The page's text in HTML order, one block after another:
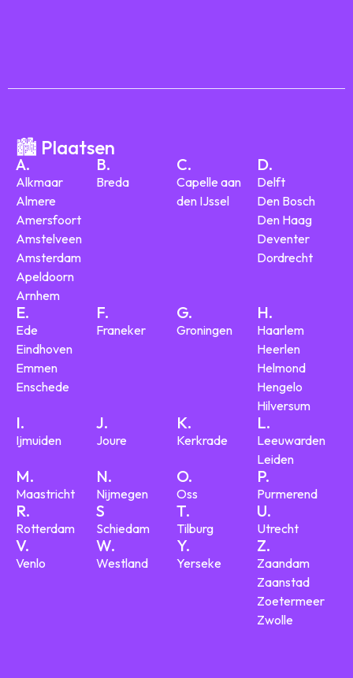
🏙️ Plaatsen
A.
Alkmaar
Almere
Amersfoort
Amstelveen
Amsterdam
Apeldoorn
Arnhem
B.
Breda
C.
Capelle aan
den IJssel
D.
Delft
Den Bosch
Den Haag
Deventer
Dordrecht
E.
Ede
Eindhoven
Emmen
Enschede
F.
Franeker
G.
Groningen
H.
Haarlem
Heerlen
Helmond
Hengelo
Hilversum
I.
Ijmuiden
J.
Joure
K.
Kerkrade
L.
Leeuwarden
Leiden
M.
Maastricht
N.
Nijmegen
O.
Oss
P.
Purmerend
R.
Rotterdam
S
Schiedam
T.
Tilburg
U.
Utrecht
V.
Venlo
W.
Westland
Y.
Yerseke
Z.
Zaandam
Zaanstad
Zoetermeer
Zwolle